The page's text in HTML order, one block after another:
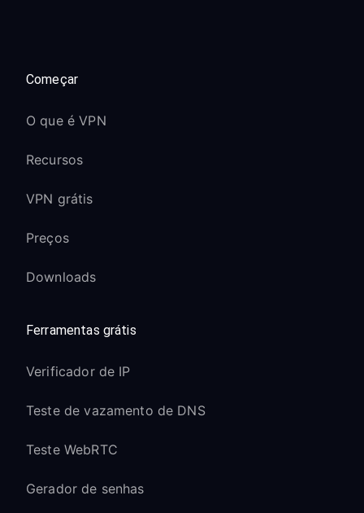
Começar
O que é VPN
Recursos
VPN grátis
Preços
Downloads
Ferramentas grátis
Verificador de IP
Teste de vazamento de DNS
Teste WebRTC
Gerador de senhas